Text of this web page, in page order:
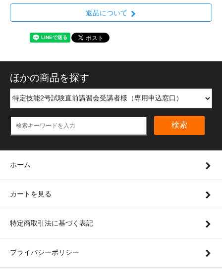
返品について
ほかの商品を探す
検索
ホーム
カートを見る
特定商取引法に基づく表記
プライバシーポリシー